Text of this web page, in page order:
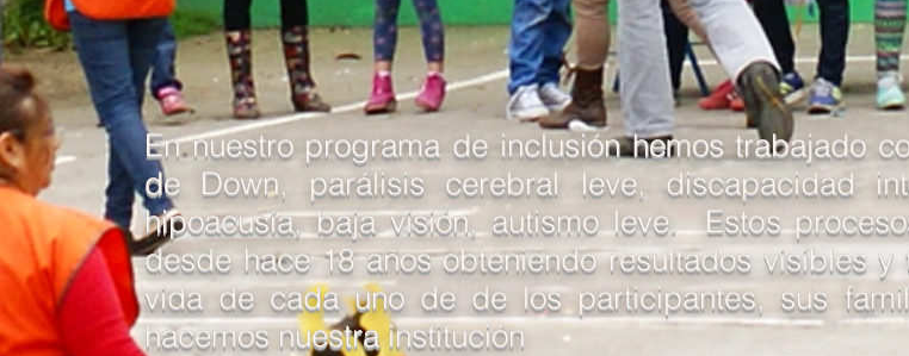
En nuestro programa de inclusión hemos trabajado
de Down, parálisis cerebral leve, discapacidad
hipoacusía, baja visión, autismo leve. Estos
desde hace 18 años obteniendo resultados visibles
vida de cada uno de de los participantes, sus
hacemos nuestra institución